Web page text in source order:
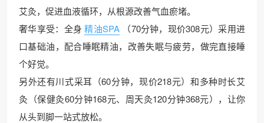
艾灸，促进血液循环，从根源改善气血瘀堵。
奢华享受：全身 精油SPA
（70分钟，现价308元）采用进
口基础油，配合睡眠精油，改善失眠与疲劳，做完直接睡
个好觉。
另外还有川式采耳（60分钟，现价218元）和多种时长艾
灸（保健灸60分钟168元、周天灸120分钟368元），让你
从头到脚一站式放松。